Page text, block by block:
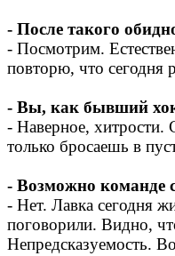
- После такого
- Посмотрим.
повторю, что сегодня
- Вы, как бывший
- Наверное,
только бросаешь в
- Возможно команде
- Нет. Лавка сегодня
поговорили. Видно,
Непредсказуемость.